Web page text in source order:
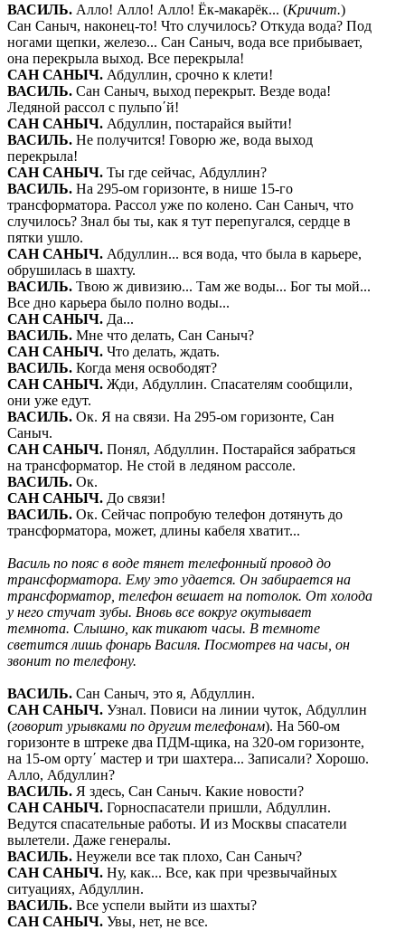
ВАСИЛЬ. Алло! Алло! Алло! Ёк-макарёк... (Кричит.)
Сан Саныч, наконец-то! Что случилось? Откуда вода? Под
ногами щепки, железо... Сан Саныч, вода все прибывает,
она перекрыла выход. Все перекрыла!
САН САНЫЧ. Абдуллин, срочно к клети!
ВАСИЛЬ. Сан Саныч, выход перекрыт. Везде вода!
Ледяной рассол с пульпо´й!
САН САНЫЧ. Абдуллин, постарайся выйти!
ВАСИЛЬ. Не получится! Говорю же, вода выход
перекрыла!
САН САНЫЧ. Ты где сейчас, Абдуллин?
ВАСИЛЬ. На 295-ом горизонте, в нише 15-го
трансформатора. Рассол уже по колено. Сан Саныч, что
случилось? Знал бы ты, как я тут перепугался, сердце в
пятки ушло.
САН САНЫЧ. Абдуллин... вся вода, что была в карьере,
обрушилась в шахту.
ВАСИЛЬ. Твою ж дивизию... Там же воды... Бог ты мой...
Все дно карьера было полно воды...
САН САНЫЧ. Да...
ВАСИЛЬ. Мне что делать, Сан Саныч?
САН САНЫЧ. Что делать, ждать.
ВАСИЛЬ. Когда меня освободят?
САН САНЫЧ. Жди, Абдуллин. Спасателям сообщили,
они уже едут.
ВАСИЛЬ. Ок. Я на связи. На 295-ом горизонте, Сан
Саныч.
САН САНЫЧ. Понял, Абдуллин. Постарайся забраться
на трансформатор. Не стой в ледяном рассоле.
ВАСИЛЬ. Ок.
САН САНЫЧ. До связи!
ВАСИЛЬ. Ок. Сейчас попробую телефон дотянуть до
трансформатора, может, длины кабеля хватит...
Василь по пояс в воде тянет телефонный провод до
трансформатора. Ему это удается. Он забирается на
трансформатор, телефон вешает на потолок. От холода
у него стучат зубы. Вновь все вокруг окутывает
темнота. Слышно, как тикают часы. В темноте
светится лишь фонарь Василя. Посмотрев на часы, он
звонит по телефону.
ВАСИЛЬ. Сан Саныч, это я, Абдуллин.
САН САНЫЧ. Узнал. Повиси на линии чуток, Абдуллин
(говорит урывками по другим телефонам). На 560-ом
горизонте в штреке два ПДМ-щика, на 320-ом горизонте,
на 15-ом орту´ мастер и три шахтера... Записали? Хорошо.
Алло, Абдуллин?
ВАСИЛЬ. Я здесь, Сан Саныч. Какие новости?
САН САНЫЧ. Горноспасатели пришли, Абдуллин.
Ведутся спасательные работы. И из Москвы спасатели
вылетели. Даже генералы.
ВАСИЛЬ. Неужели все так плохо, Сан Саныч?
САН САНЫЧ. Ну, как... Все, как при чрезвычайных
ситуациях, Абдуллин.
ВАСИЛЬ. Все успели выйти из шахты?
САН САНЫЧ. Увы, нет, не все.